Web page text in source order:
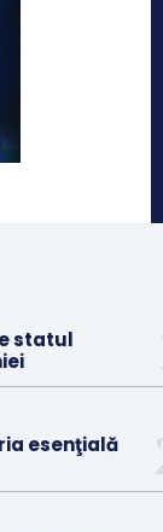
statul
esenţială